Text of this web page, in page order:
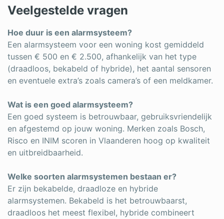
Veelgestelde vragen
Hoe duur is een alarmsysteem?
Een alarmsysteem voor een woning kost gemiddeld
tussen € 500 en € 2.500, afhankelijk van het type
(draadloos, bekabeld of hybride), het aantal sensoren
en eventuele extra’s zoals camera’s of een meldkamer.
Wat is een goed alarmsysteem?
Een goed systeem is betrouwbaar, gebruiksvriendelijk
en afgestemd op jouw woning. Merken zoals Bosch,
Risco en INIM scoren in Vlaanderen hoog op kwaliteit
en uitbreidbaarheid.
Welke soorten alarmsystemen bestaan er?
Er zijn bekabelde, draadloze en hybride
alarmsystemen. Bekabeld is het betrouwbaarst,
draadloos het meest flexibel, hybride combineert